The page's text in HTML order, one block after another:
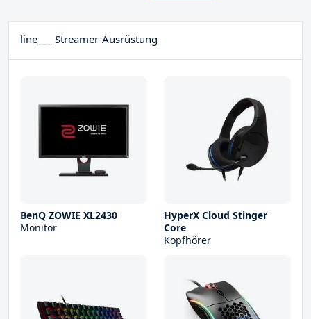
line___ Streamer-Ausrüstung
BenQ ZOWIE XL2430
Monitor
HyperX Cloud Stinger
Core
Kopfhörer